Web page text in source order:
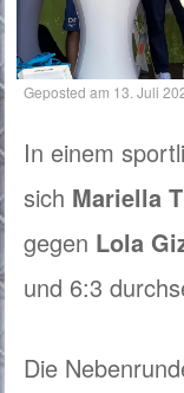
Geposted am 13. Juli
In einem
sich Mariella
gegen Lola
und 6:3
Die